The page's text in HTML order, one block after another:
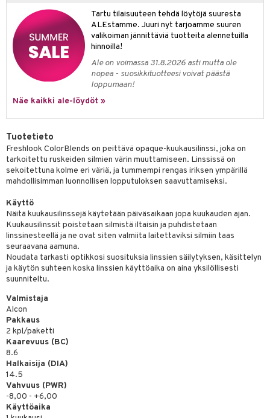
Tartu tilaisuuteen tehdä löytöjä suuresta
ALEstamme. Juuri nyt tarjoamme suuren
valikoiman jännittäviä tuotteita alennetuilla
hinnoilla!
Ale on voimassa 31.8.2026 asti mutta ole
nopea - suosikkituotteesi voivat päästä
loppumaan!
Näe kaikki ale-löydöt »
Tuotetieto
Freshlook ColorBlends on peittävä opaque-kuukausilinssi, joka on
tarkoitettu ruskeiden silmien värin muuttamiseen. Linssissä on
sekoitettuna kolme eri väriä, ja tummempi rengas iriksen ympärillä
mahdollisimman luonnollisen lopputuloksen saavuttamiseksi.
Käyttö
Näitä kuukausilinssejä käytetään päiväsaikaan jopa kuukauden ajan.
Kuukausilinssit poistetaan silmistä iltaisin ja puhdistetaan
linssinesteellä ja ne ovat siten valmiita laitettaviksi silmiin taas
seuraavana aamuna.
Noudata tarkasti optikkosi suosituksia linssien säilytyksen, käsittelyn
ja käytön suhteen koska linssien käyttöaika on aina yksilöllisesti
suunniteltu.
Valmistaja
Alcon
Pakkaus
2 kpl/paketti
Kaarevuus (BC)
8.6
Halkaisija (DIA)
14.5
Vahvuus (PWR)
-8,00 - +6,00
Käyttöaika